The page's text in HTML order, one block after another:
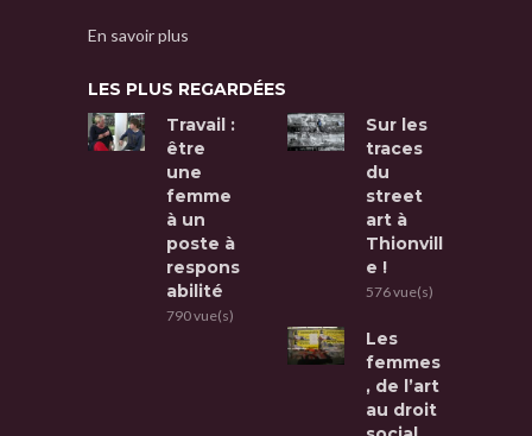
En savoir plus
LES PLUS REGARDÉES
Travail :
être
une
femme
à un
poste à
respons
abilité
790 vue(s)
Sur les
traces
du
street
art à
Thionvill
e !
576 vue(s)
Les
femmes
, de l’art
au droit